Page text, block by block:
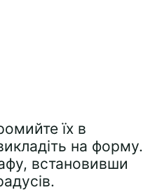
їх в
на форму.
встановивши